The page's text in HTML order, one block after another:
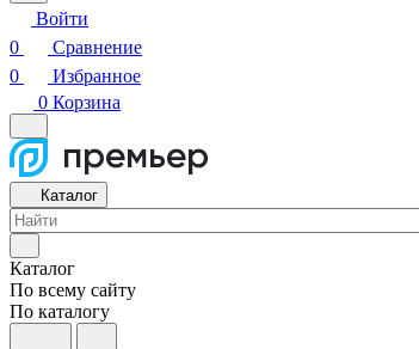
Войти
0
Сравнение
0
Избранное
0 Корзина
Каталог
Каталог
По всему сайту
По каталогу